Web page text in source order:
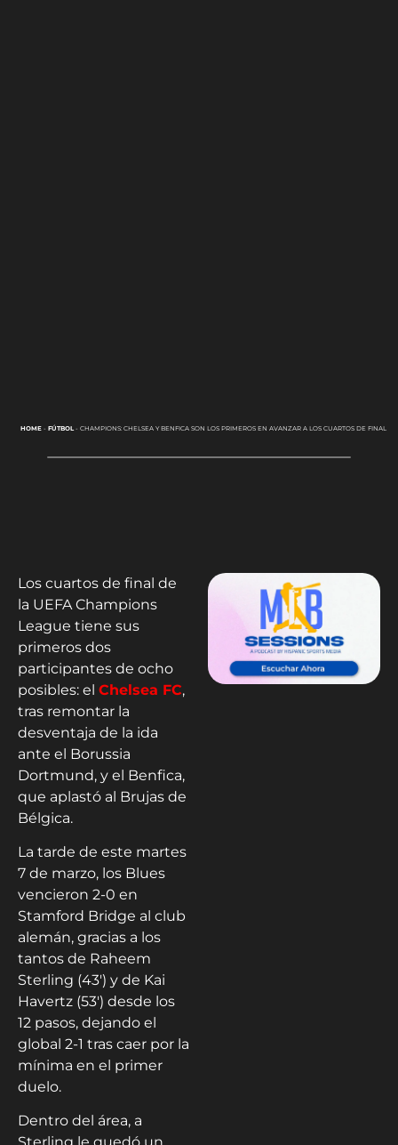
HOME- FÚTBOL- CHAMPIONS: CHELSEA Y BENFICA SON LOS PRIMEROS EN AVANZAR A LOS CUARTOS DE FINAL
Los cuartos de final de
la UEFA Champions
League tiene sus
primeros dos
participantes de ocho
posibles: el Chelsea FC,
tras remontar la
desventaja de la ida
ante el Borussia
Dortmund, y el Benfica,
que aplastó al Brujas de
Bélgica.
La tarde de este martes
7 de marzo, los Blues
vencieron 2-0 en
Stamford Bridge al club
alemán, gracias a los
tantos de Raheem
Sterling (43′) y de Kai
Havertz (53′) desde los
12 pasos, dejando el
global 2-1 tras caer por la
mínima en el primer
duelo.
Dentro del área, a